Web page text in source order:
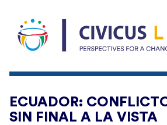
ECUADOR:
SIN FINAL A LA VISTA